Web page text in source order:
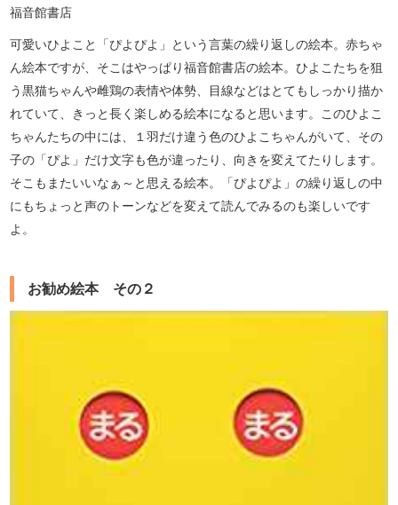
福音館書店
可愛いひよこと「ぴよぴよ」という言葉の繰り返しの絵本。赤ちゃ
ん絵本ですが、そこはやっぱり福音館書店の絵本。ひよこたちを狙
う黒猫ちゃんや雌鶏の表情や体勢、目線などはとてもしっかり描か
れていて、きっと長く楽しめる絵本になると思います。このひよこ
ちゃんたちの中には、１羽だけ違う色のひよこちゃんがいて、その
子の「ぴよ」だけ文字も色が違ったり、向きを変えてたりします。
そこもまたいいなぁ～と思える絵本。「ぴよぴよ」の繰り返しの中
にもちょっと声のトーンなどを変えて読んでみるのも楽しいです
よ。
お勧め絵本 その２